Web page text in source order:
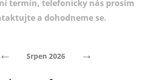
termín, telefonicky nás prosím
a dohodneme se.
← Srpen 2026 →